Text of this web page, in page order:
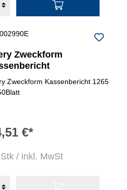
Zweckform
Zweckform Kassenbericht 1265
€*
/ inkl. MwSt